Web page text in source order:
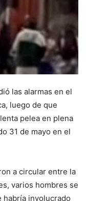
las alarmas en el
luego de que
pelea en plena
31 de mayo en el
a circular entre la
varios hombres se
habría involucrado